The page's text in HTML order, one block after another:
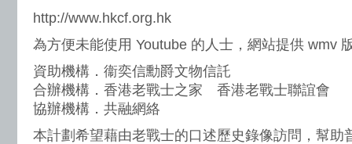
http://www.hkcf.org.hk
為方便未能使用 Youtube 的人士，網站提供 wmv
資助機構．衞奕信勳爵文物信託
合辦機構．香港老戰士之家 香港老戰士聯誼會
協辦機構．共融網絡
本計劃希望藉由老戰士的口述歷史錄像訪問，幫助